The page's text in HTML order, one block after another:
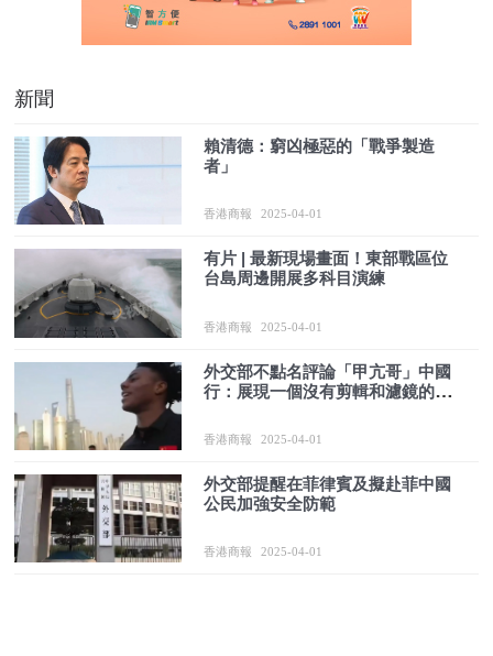
新聞
賴清德：窮凶極惡的「戰爭製造
者」
香港商報 2025-04-01
有片 | 最新現場畫面！東部戰區位
台島周邊開展多科目演練
香港商報 2025-04-01
外交部不點名評論「甲亢哥」中國
行：展現一個沒有剪輯和濾鏡的真
香港商報 2025-04-01
外交部提醒在菲律賓及擬赴菲中國
公民加強安全防範
香港商報 2025-04-01